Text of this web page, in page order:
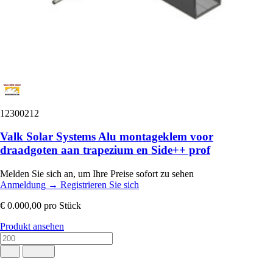
12300212
Valk Solar Systems Alu montageklem voor
draadgoten aan trapezium en Side++ prof
Melden Sie sich an, um Ihre Preise sofort zu sehen
Anmeldung → Registrieren Sie sich
€ 0.000,00 pro Stück
Produkt ansehen